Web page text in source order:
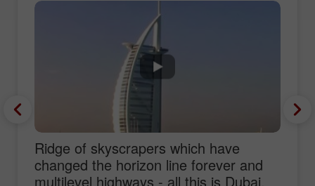
Ridge of skyscrapers which have
changed the horizon line forever and
multilevel highways - all this is Dubai,